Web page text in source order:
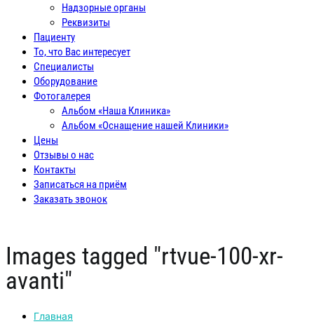
Надзорные органы
Реквизиты
Пациенту
То, что Вас интересует
Специалисты
Оборудование
Фотогалерея
Альбом «Наша Клиника»
Альбом «Оснащение нашей Клиники»
Цены
Отзывы о нас
Контакты
Записаться на приём
Заказать звонок
Images tagged "rtvue-100-xr-
avanti"
Главная